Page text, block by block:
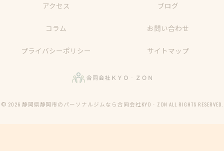
アクセス ブログ
コラム お問い合わせ
プライバシーポリシー サイトマップ
© 2026 静岡県静岡市のパーソナルジムなら合同会社KYO‐ZON ALL RIGHTS RESERVED.